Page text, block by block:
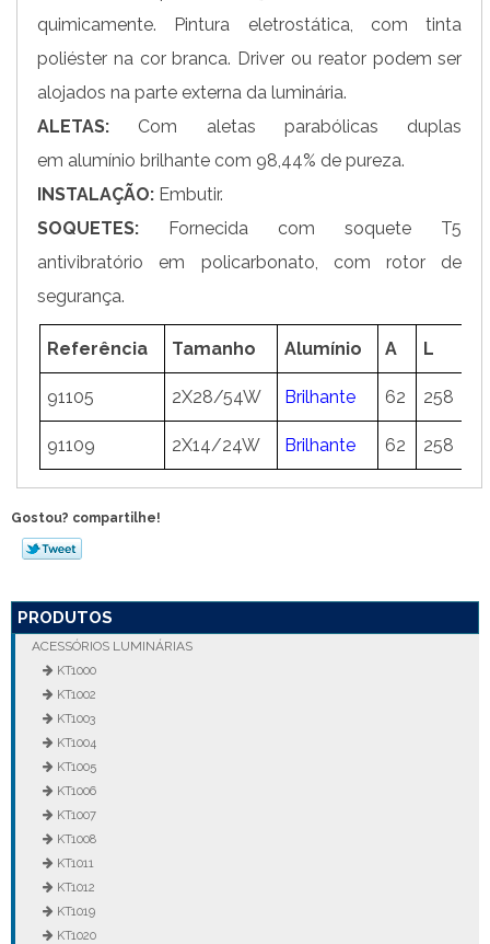
quimicamente. Pintura eletrostática, com tinta
poliéster na cor branca. Driver ou reator podem ser
alojados na parte externa da luminária.
ALETAS: Com aletas parabólicas duplas
em alumínio brilhante com 98,44% de pureza.
INSTALAÇÃO: Embutir.
SOQUETES: Fornecida com soquete T5
antivibratório em policarbonato, com rotor de
segurança.
Referência Tamanho Alumínio A L
91105 2X28/54W Brilhante 62 258
91109 2X14/24W Brilhante 62 258
Gostou? compartilhe!
PRODUTOS
ACESSÓRIOS LUMINÁRIAS
KT1000
KT1002
KT1003
KT1004
KT1005
KT1006
KT1007
KT1008
KT1011
KT1012
KT1019
KT1020